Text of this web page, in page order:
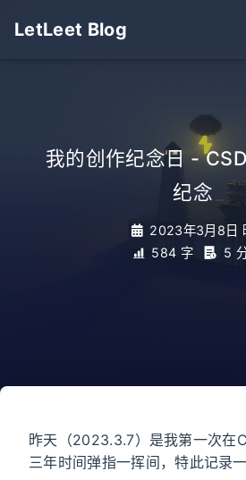
LetLeet Blog
我的创作纪念日 -
纪念
2023年3月8日
584 字
5
昨天（2023.3.7）是我第一次在
三年时间弹指一挥间，特此记录一